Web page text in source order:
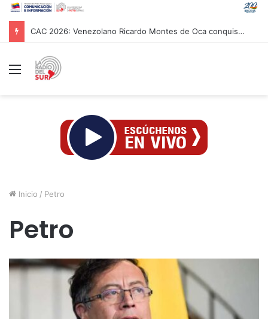
Papa León XIV asistió al Encuentro de Jóvenes Franciscanos 2026 en Asís
Menú
Inicio / Petro
Petro